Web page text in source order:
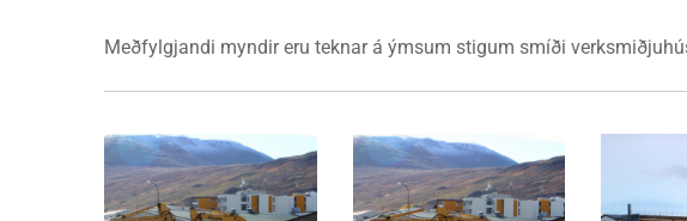
Meðfylgjandi myndir eru teknar á ýmsum stigum smíði